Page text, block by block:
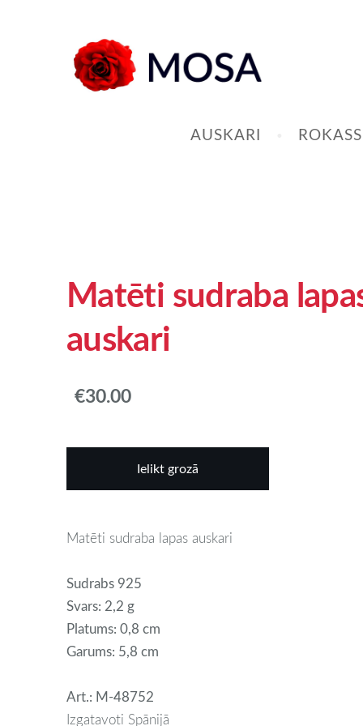
AUSKARI
Matēti sudraba
auskari
€30.00
Ielikt grozā
Matēti sudraba lapas auskari
Sudrabs 925
Svars: 2,2 g
Platums: 0,8 cm
Garums: 5,8 cm
Art.: M-48752
Izgatavoti Spānijā